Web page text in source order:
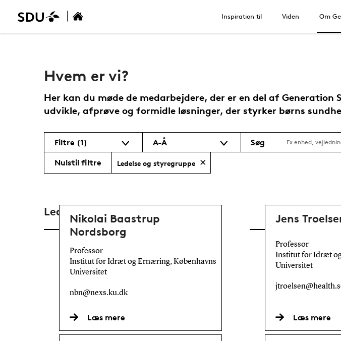
Inspiration til Viden Om
Hvem er vi?
Her kan du møde de medarbejdere, der er en del af
udvikle, afprøve og formidle løsninger, der styrker børns
Filtre (1) A-Å Søg
Nulstil filtre Ledelse og styregruppe
Ledelse og styregruppe
Nikolai Baastrup
Nordsborg
Professor
Institut for Idræt og Ernæring, Københavns
Universitet
nbn@nexs.ku.dk
Læs mere
Jens
Professor
Institut for Idræt
Universitet
Læs mere